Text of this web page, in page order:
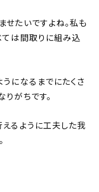
たいですよね。私も
ては間取りに組み込
になるまでにたくさ
がちです。
るように工夫した我